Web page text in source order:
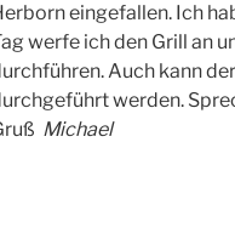
eingefallen. Ich
werfe ich den Grill an
Auch kann
werden.
Michael